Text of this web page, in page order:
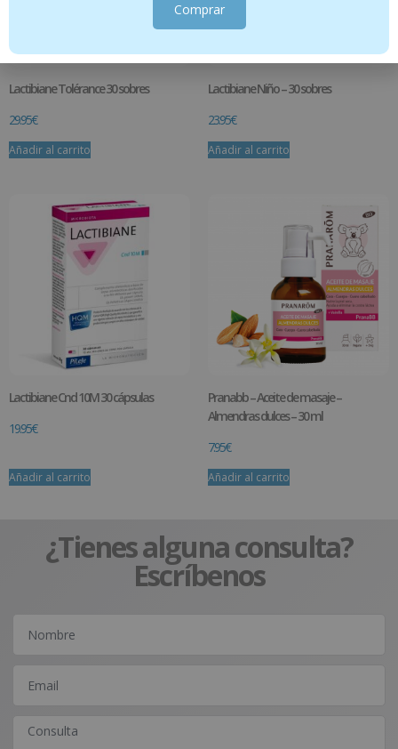
Lactibiane Tolérance 30 sobres
29.95€
Añadir al carrito
Lactibiane Niño – 30 sobres
23.95€
Añadir al carrito
Lactibiane Cnd 10M 30 cápsulas
19.95€
Añadir al carrito
Pranabb – Aceite de masaje –
Almendras dulces – 30 ml
7.95€
Añadir al carrito
¿Tienes alguna consulta?
Escríbenos
Comprar